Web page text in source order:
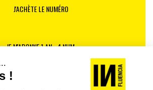
J'ACHÈTE LE NUMÉRO
JE M'ABONNE 1 AN - 4 NUM.
LES NUMÉROS PRÉCÉDENTS